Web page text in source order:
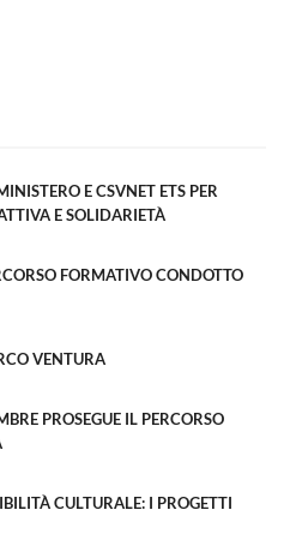
E CSVNET ETS PER
E SOLIDARIETÀ
FORMATIVO CONDOTTO
VENTURA
PROSEGUE IL PERCORSO
CULTURALE: I PROGETTI